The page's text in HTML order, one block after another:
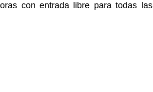
con entrada libre para todas las